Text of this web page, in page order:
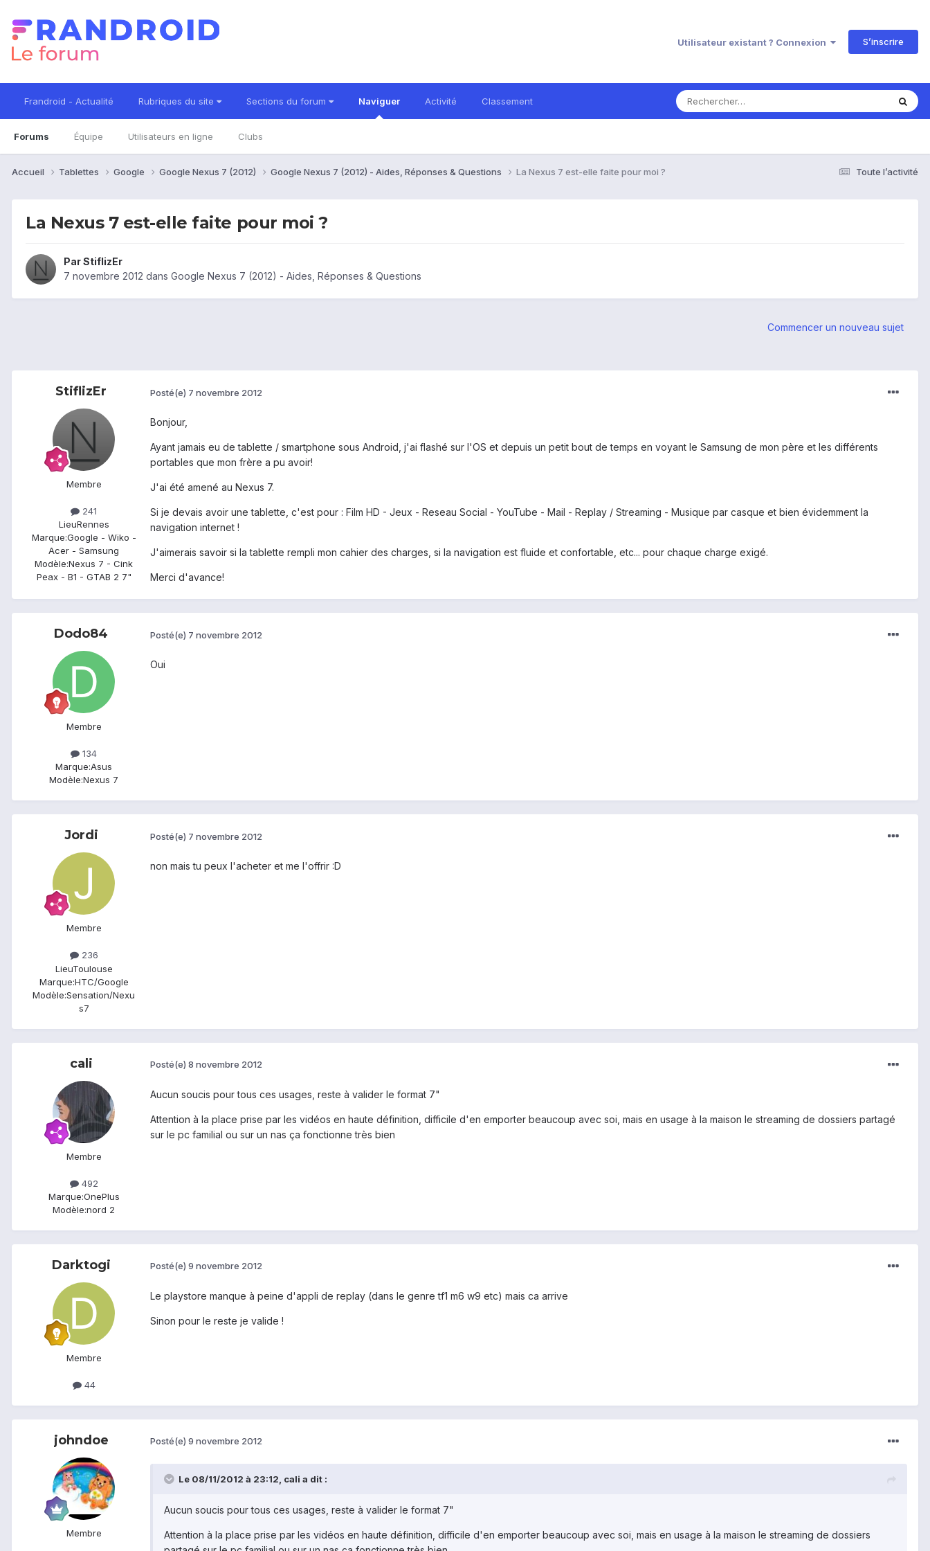
Utilisateur existant ? Connexion S’inscrire
Frandroid - Actualité Rubriques du site Sections du forum Naviguer
Forums Équipe Utilisateurs en ligne Clubs
Activité Classement
Toute l’activité
Accueil Tablettes Google Google Nexus 7 (2012) Google Nexus 7 (2012) - Aides, Réponses & Questions La Nexus 7 est-elle faite pour moi ?
La Nexus 7 est-elle faite pour moi ?
ParStiflizEr
7 novembre 2012 dans Google Nexus 7 (2012) - Aides, Réponses & Questions
Commencer un nouveau sujet
StiflizEr
Membre
241
LieuRennes
Marque:Google - Wiko -
Acer - Samsung
Modèle:Nexus 7 - Cink
Peax - B1 - GTAB 2 7"
Posté(e) 7 novembre 2012
Bonjour,
Ayant jamais eu de tablette / smartphone sous Android, j'ai flashé sur l'OS et depuis un petit bout de temps en voyant le Samsung de mon père et les différents
portables que mon frère a pu avoir!
J'ai été amené au Nexus 7.
Si je devais avoir une tablette, c'est pour : Film HD - Jeux - Reseau Social - YouTube - Mail - Replay / Streaming - Musique par casque et bien évidemment la
navigation internet !
J'aimerais savoir si la tablette rempli mon cahier des charges, si la navigation est fluide et confortable, etc... pour chaque charge exigé.
Merci d'avance!
Dodo84
Membre
134
Marque:Asus
Modèle:Nexus 7
Posté(e) 7 novembre 2012
Oui
Jordi
Membre
236
LieuToulouse
Marque:HTC/Google
Modèle:Sensation/Nexu
s7
Posté(e) 7 novembre 2012
non mais tu peux l'acheter et me l'offrir :D
cali
Membre
492
Marque:OnePlus
Modèle:nord 2
Posté(e) 8 novembre 2012
Aucun soucis pour tous ces usages, reste à valider le format 7"
Attention à la place prise par les vidéos en haute définition, difficile d'en emporter beaucoup avec soi, mais en usage à la maison le streaming de dossiers partagé
sur le pc familial ou sur un nas ça fonctionne très bien
Darktogi
Membre
44
Posté(e) 9 novembre 2012
Le playstore manque à peine d'appli de replay (dans le genre tf1 m6 w9 etc) mais ca arrive
Sinon pour le reste je valide !
johndoe
Membre
Posté(e) 9 novembre 2012
Le 08/11/2012 à 23:12, cali a dit :
Aucun soucis pour tous ces usages, reste à valider le format 7"
Attention à la place prise par les vidéos en haute définition, difficile d'en emporter beaucoup avec soi, mais en usage à la maison le streaming de dossiers